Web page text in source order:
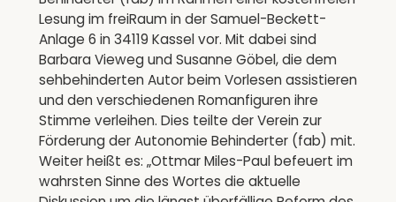
Lesung im freiRaum in der Samuel-Beckett-
Anlage 6 in 34119 Kassel vor. Mit dabei sind
Barbara Vieweg und Susanne Göbel, die dem
sehbehinderten Autor beim Vorlesen assistieren
und den verschiedenen Romanfiguren ihre
Stimme verleihen. Dies teilte der Verein zur
Förderung der Autonomie Behinderter (fab) mit.
Weiter heißt es: „Ottmar Miles-Paul befeuert im
wahrsten Sinne des Wortes die aktuelle